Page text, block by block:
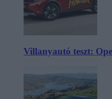
Villanyautó teszt: